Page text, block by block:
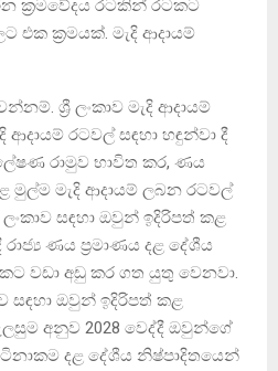
ක්‍රමවේදය රටකින් රටකට
එක ක්‍රමයක්. මැදි ආදායම්
ශ්‍රී ලංකාව මැදි ආදායම්
රටවල් සඳහා හඳුන්වා දී
රාමුව භාවිත කර, ණය
මුල්ම මැදි ආදායම් ලබන රටවල්
ලංකාව සඳහා ඔවුන් ඉදිරිපත් කළ
රාජ්‍ය ණය ප්‍රමාණය දළ දේශීය
වඩා අඩු කර ගත යුතු වෙනවා.
සඳහා ඔවුන් ඉදිරිපත් කළ
අනුව 2028 වෙද්දී ඔවුන්ගේ
දළ දේශීය නිෂ්පාදිතයෙන්